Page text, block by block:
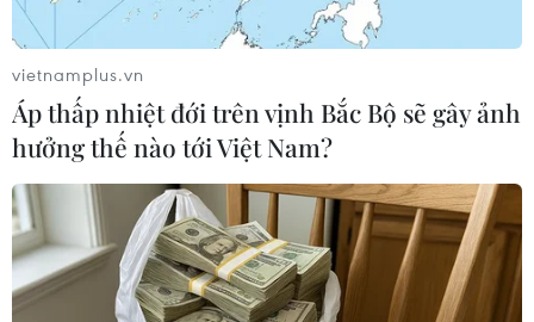
vietnamplus.vn
Áp thấp nhiệt đới trên vịnh Bắc Bộ sẽ gây ảnh
hưởng thế nào tới Việt Nam?